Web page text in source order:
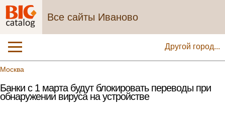
Все сайты Иваново
Другой город...
Москва
Банки с 1 марта будут блокировать переводы при
обнаружении вируса на устройстве